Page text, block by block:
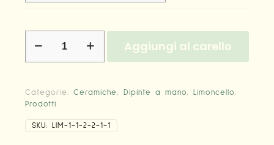
rotonde
mano
quantità
Aggiungi al carello
Categorie: Ceramiche , Dipinte a mano, Limoncello,
Prodotti
SKU: LIM-1-1-2-2-1-1